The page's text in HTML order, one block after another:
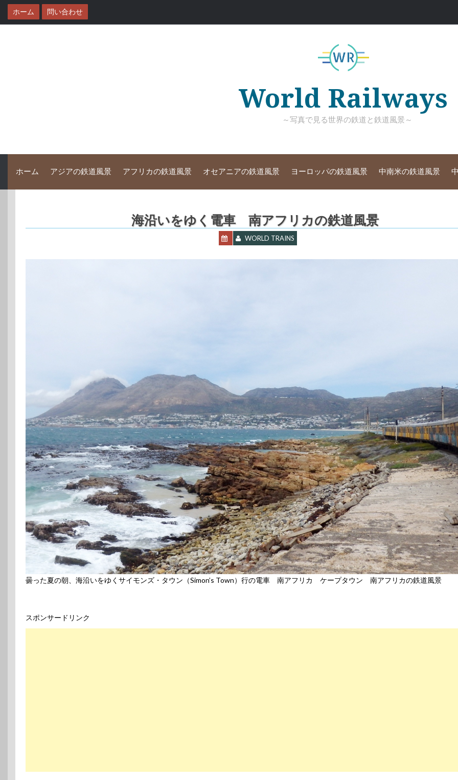
テ
ホーム 問い合わせ
World Railways
～写真で見る世界の鉄道と鉄道風景～
ホーム アジアの鉄道風景 アフリカの鉄道風景 オセアニアの鉄道風景 ヨーロッパの鉄道風景 中南米の鉄道風景
海沿いをゆく電車 南アフリカの鉄道風景
WORLD TRAINS
曇った夏の朝、海沿いをゆくサイモンズ・タウン（Simon’s Town）行の電車 南アフリカ ケープタウン 南アフリカの鉄道風景
スポンサードリンク